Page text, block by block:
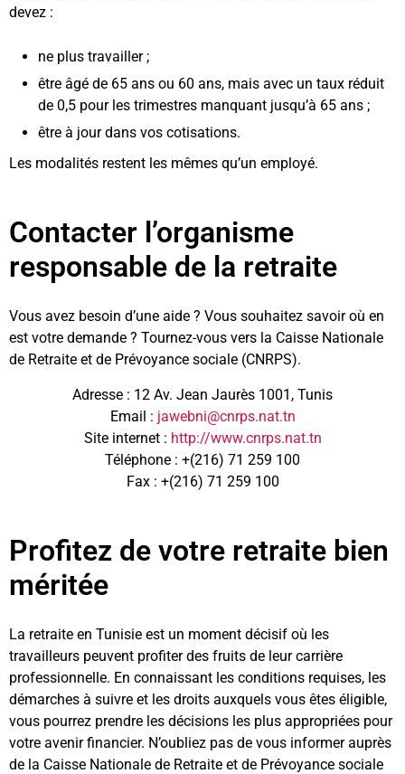
devez :
ne plus travailler ;
être âgé de 65 ans ou 60 ans, mais avec un taux réduit
de 0,5 pour les trimestres manquant jusqu’à 65 ans ;
être à jour dans vos cotisations.
Les modalités restent les mêmes qu’un employé.
Contacter l’organisme
responsable de la retraite
Vous avez besoin d’une aide ? Vous souhaitez savoir où en
est votre demande ? Tournez-vous vers la Caisse Nationale
de Retraite et de Prévoyance sociale (CNRPS).
Adresse : 12 Av. Jean Jaurès 1001, Tunis
Email : jawebni@cnrps.nat.tn
Site internet : http://www.cnrps.nat.tn
Téléphone : +(216) 71 259 100
Fax : +(216) 71 259 100
Profitez de votre retraite bien
méritée
La retraite en Tunisie est un moment décisif où les
travailleurs peuvent profiter des fruits de leur carrière
professionnelle. En connaissant les conditions requises, les
démarches à suivre et les droits auxquels vous êtes éligible,
vous pourrez prendre les décisions les plus appropriées pour
votre avenir financier. N’oubliez pas de vous informer auprès
de la Caisse Nationale de Retraite et de Prévoyance sociale